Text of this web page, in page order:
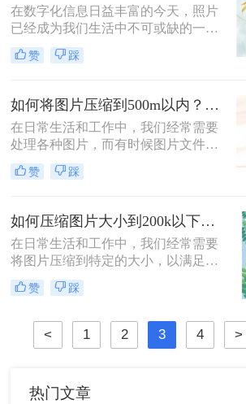
求。那么照片太大上传不了怎么缩小
呢？本文将为你介绍几种简单有效的
在数字化信息日益丰富的今天，照片
已经成为我们生活中不可或缺的一部
分。然而，随着手机摄影的普及和高
清照片的需求增加，照片的体积也越
的挑战。为了解决这个问题，我们需
要将照片压缩至较小的体积，例如
200KB以下。那么怎么把照片压缩成
200kb以下呢？本文将为您介绍几种
实用的照片压缩方法和技巧，帮助您
轻松管理照片，节省存储空间。
赞 踩
如何将图片压缩到500m以内？四个方法帮你搞定！
在日常生活和工作中，我们经常需要
处理各种图片，而有时候图片文件过
大，不仅占用了大量的存储空间，还
可能影响文件的传输速度和加载速
内成为了许多人的需求。本文将为您
介绍四个实用的方法，帮助您轻松实
现图片压缩。
赞 踩
如何压缩图片大小到200k以下？这二个实用方法分享给你！
在日常生活和工作中，我们经常需要
将图片压缩到特定的大小，以满足上
传、发送或存储的需求。特别是当需
要将图片大小压缩到200K以下时，掌
要。那么如何压缩图片大小到200k以
下呢？本文将为您介绍两种有效的图
赞 踩
< 1 2 3 4 >
热门文章